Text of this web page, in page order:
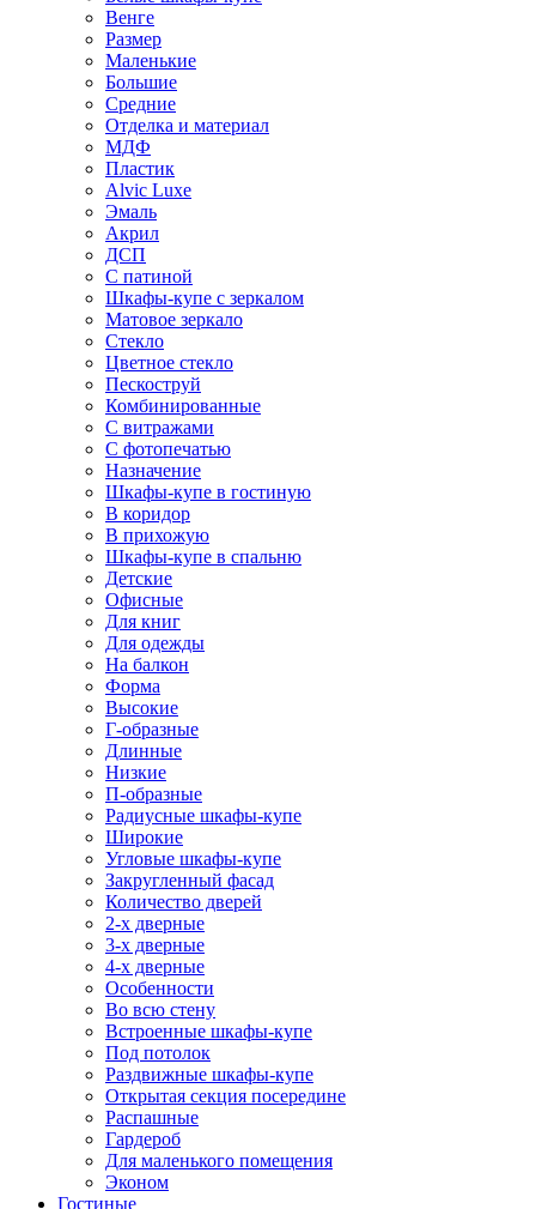
Венге
Размер
Маленькие
Большие
Средние
Отделка и материал
МДФ
Пластик
Alvic Luxe
Эмаль
Акрил
ДСП
С патиной
Шкафы-купе с зеркалом
Матовое зеркало
Стекло
Цветное стекло
Пескоструй
Комбинированные
С витражами
С фотопечатью
Назначение
Шкафы-купе в гостиную
В коридор
В прихожую
Шкафы-купе в спальню
Детские
Офисные
Для книг
Для одежды
На балкон
Форма
Высокие
Г-образные
Длинные
Низкие
П-образные
Радиусные шкафы-купе
Широкие
Угловые шкафы-купе
Закругленный фасад
Количество дверей
2-х дверные
3-х дверные
4-х дверные
Особенности
Во всю стену
Встроенные шкафы-купе
Под потолок
Раздвижные шкафы-купе
Открытая секция посередине
Распашные
Гардероб
Для маленького помещения
Эконом
Гостиные